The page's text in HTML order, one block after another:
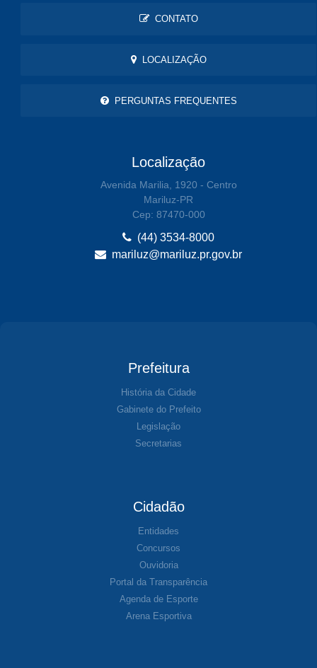
CONTATO
LOCALIZAÇÃO
PERGUNTAS FREQUENTES
Localização
Avenida Marilia, 1920 - Centro
Mariluz-PR
Cep: 87470-000
(44) 3534-8000
mariluz@mariluz.pr.gov.br
Prefeitura
História da Cidade
Gabinete do Prefeito
Legislação
Secretarias
Cidadão
Entidades
Concursos
Ouvidoria
Portal da Transparência
Agenda de Esporte
Arena Esportiva